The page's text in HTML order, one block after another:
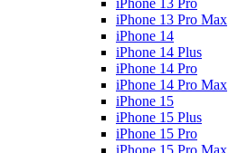
iPhone 13 Pro
iPhone 13 Pro Max
iPhone 14
iPhone 14 Plus
iPhone 14 Pro
iPhone 14 Pro Max
iPhone 15
iPhone 15 Plus
iPhone 15 Pro
iPhone 15 Pro Max